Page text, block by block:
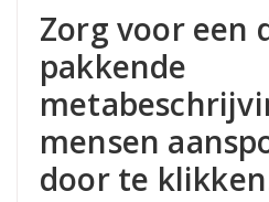
Zorg voor een
pakkende
mensen
door te